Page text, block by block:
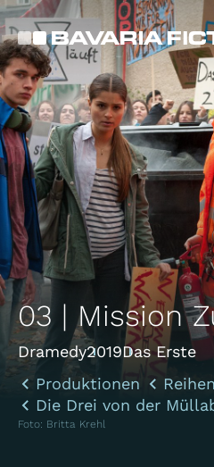
Direkt
zum
Inhalt
03 | Mission
Dramedy2019Das Erste
Produktionen
Reihen
Die Drei von der
Foto: Britta Krehl